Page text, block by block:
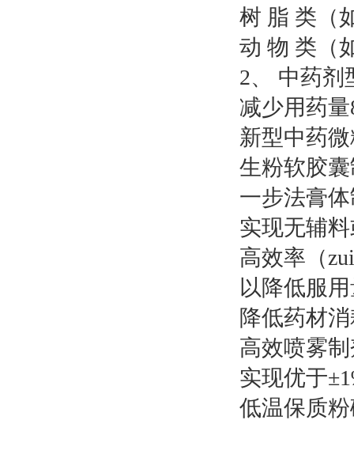
树 脂 类
动 物 类（
2、 中药剂
减少用药
新型中
生粉软胶
一步法膏
实现无辅
高效率（
以降低服
降低药材
高效喷雾
实现优于
低温保质